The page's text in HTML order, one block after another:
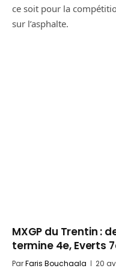
ce soit pour la
sur l’asphalte.
MXGP du Trentin :
termine 4e, Everts
ParFaris Bouchaala 20